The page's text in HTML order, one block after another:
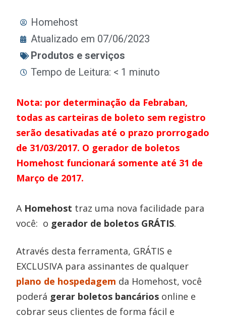
Homehost
Atualizado em 07/06/2023
Produtos e serviços
Tempo de Leitura: < 1 minuto
Nota: por determinação da Febraban,
todas as carteiras de boleto sem registro
serão desativadas até o prazo prorrogado
de 31/03/2017. O gerador de boletos
Homehost funcionará somente até 31 de
Março de 2017.
A Homehost traz uma nova facilidade para
você: o gerador de boletos GRÁTIS.
Através desta ferramenta, GRÁTIS e
EXCLUSIVA para assinantes de qualquer
plano de hospedagem da Homehost, você
poderá gerar boletos bancários online e
cobrar seus clientes de forma fácil e